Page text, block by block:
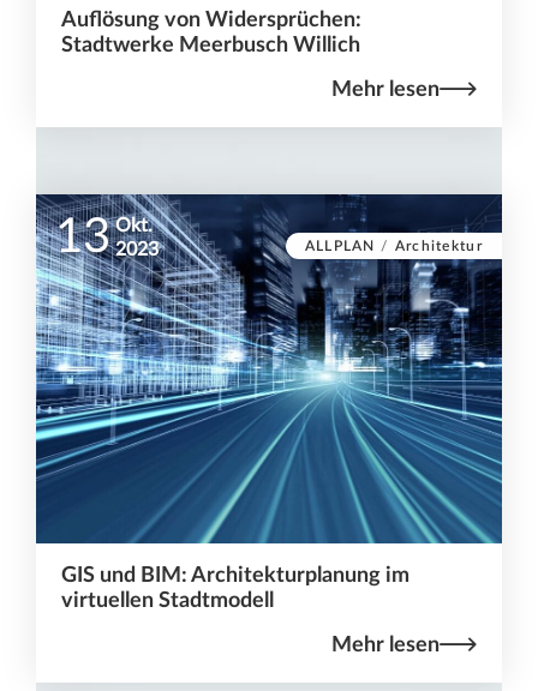
Auflösung von Widersprüchen:
Stadtwerke Meerbusch Willich
Mehr lesen
ALLPLAN / Architektur
13 Okt.
2023
GIS und BIM: Architekturplanung im
virtuellen Stadtmodell
Mehr lesen